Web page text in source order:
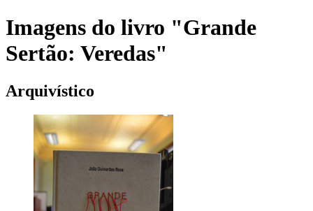
Imagens do livro "Grande
Sertão: Veredas"
Arquivístico